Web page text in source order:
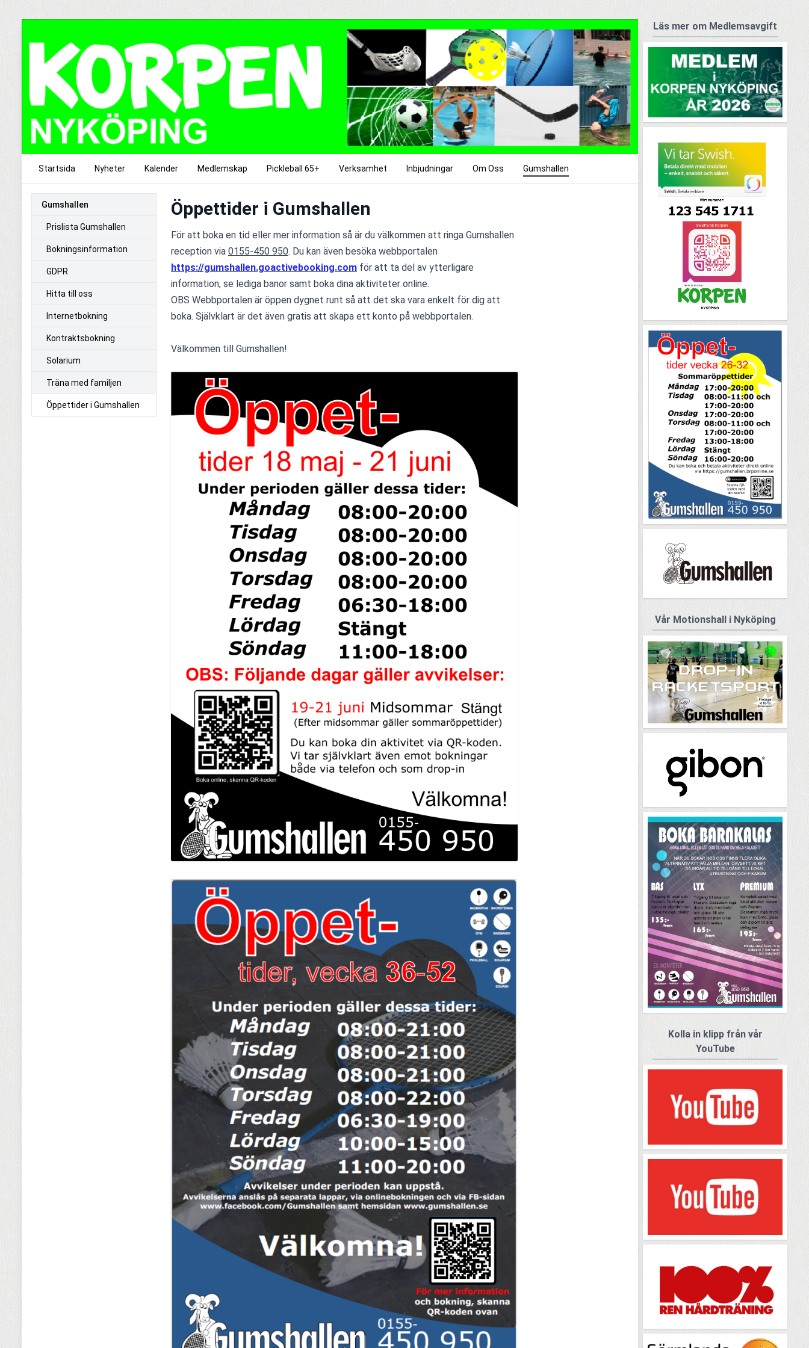
Startsida Nyheter Kalender Medlemskap Pickleball 65+ Verksamhet Inbjudningar Om Oss Gumshallen
Gumshallen
Prislista Gumshallen
Bokningsinformation
GDPR
Hitta till oss
Internetbokning
Kontraktsbokning
Solarium
Träna med familjen
Öppettider i Gumshallen
Öppettider i Gumshallen
För att boka en tid eller mer information så är du välkommen att ringa Gumshallen
reception via 0155-450 950
https://gumshallen.goactivebooking.com för att ta del av ytterligare
information, se lediga banor samt boka dina aktiviteter online.
OBS Webbportalen är öppen dygnet runt så att det ska vara enkelt för dig att
boka. Självklart är det även gratis att skapa ett konto på webbportalen.
Välkommen till Gumshallen!
Läs mer om Medlemsavgift
Vår Motionshall i Nyköping
Kolla in klipp från vår
YouTube